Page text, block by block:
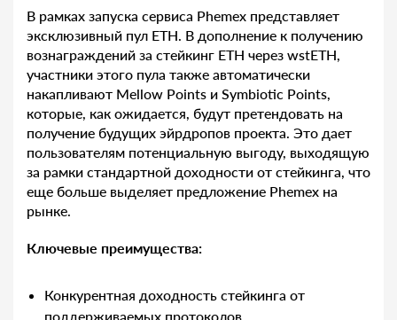
В рамках запуска сервиса Phemex представляет
эксклюзивный пул ETH. В дополнение к получению
вознаграждений за стейкинг ETH через wstETH,
участники этого пула также автоматически
накапливают Mellow Points и Symbiotic Points,
которые, как ожидается, будут претендовать на
получение будущих эйрдропов проекта. Это дает
пользователям потенциальную выгоду, выходящую
за рамки стандартной доходности от стейкинга, что
еще больше выделяет предложение Phemex на
рынке.
Ключевые преимущества:
Конкурентная доходность стейкинга от
поддерживаемых протоколов